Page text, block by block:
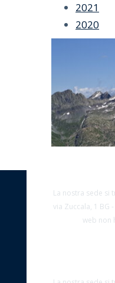
2021
2020
La nostra sede si
via Zuccala, 1
web non